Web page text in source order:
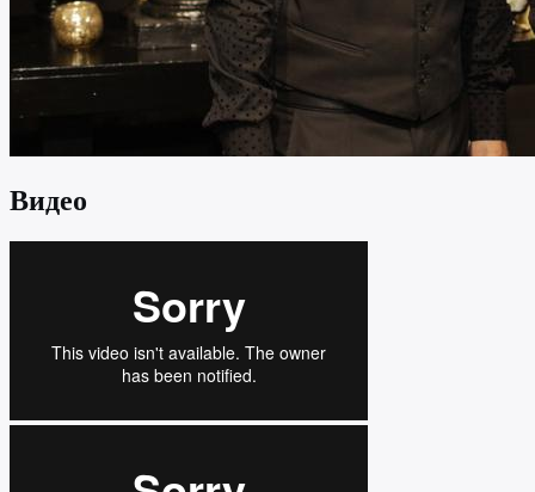
Видео